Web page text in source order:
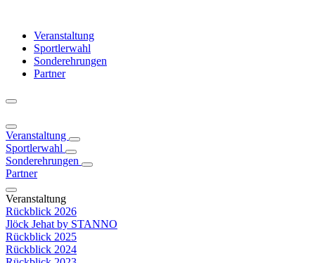
Veranstaltung
Sportlerwahl
Sonderehrungen
Partner
Veranstaltung
Sportlerwahl
Sonderehrungen
Partner
Veranstaltung
Rückblick 2026
Jlöck Jehat by STANNO
Rückblick 2025
Rückblick 2024